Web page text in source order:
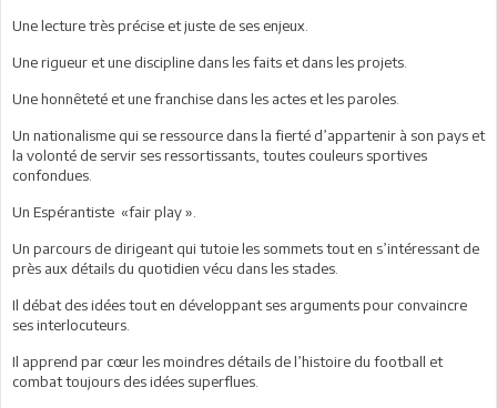
Une lecture très précise et juste de ses enjeux.
Une rigueur et une discipline dans les faits et dans les projets.
Une honnêteté et une franchise dans les actes et les paroles.
Un nationalisme qui se ressource dans la fierté d’appartenir à son pays et
la volonté de servir ses ressortissants, toutes couleurs sportives
confondues.
Un Espérantiste «fair play ».
Un parcours de dirigeant qui tutoie les sommets tout en s’intéressant de
près aux détails du quotidien vécu dans les stades.
Il débat des idées tout en développant ses arguments pour convaincre
ses interlocuteurs.
Il apprend par cœur les moindres détails de l’histoire du football et
combat toujours des idées superflues.